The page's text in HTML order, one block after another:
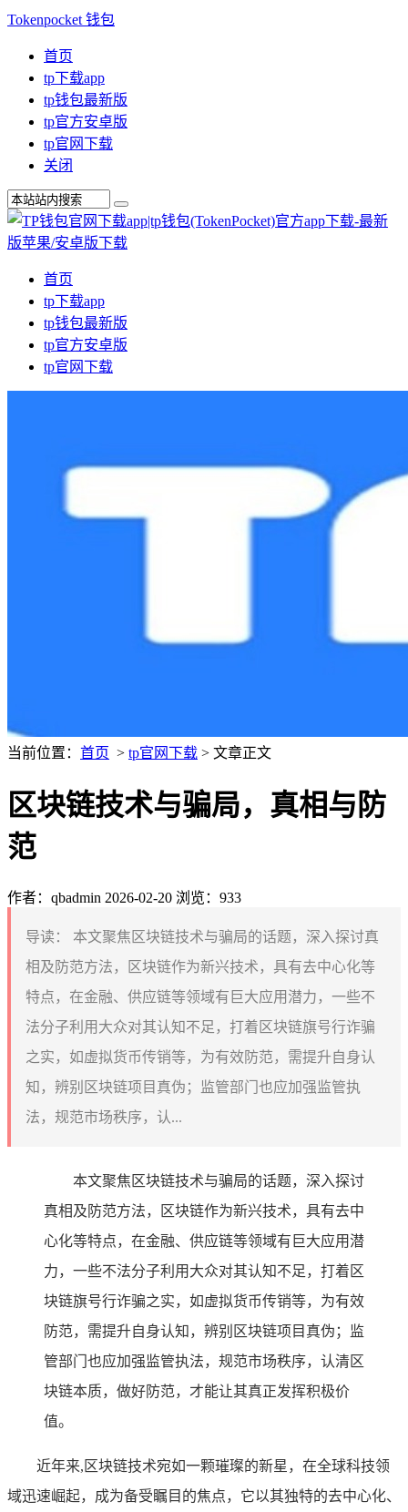
Tokenpocket 钱包
首页
tp下载app
tp钱包最新版
tp官方安卓版
tp官网下载
关闭
首页
tp下载app
tp钱包最新版
tp官方安卓版
tp官网下载
当前位置： 首页 > tp官网下载 > 文章正文
区块链技术与骗局，真相与防
范
作者：qbadmin 2026-02-20 浏览：933
导读：
本文聚焦区块链技术与骗局的话题，深入探讨真
相及防范方法，区块链作为新兴技术，具有去中心化等
特点，在金融、供应链等领域有巨大应用潜力，一些不
法分子利用大众对其认知不足，打着区块链旗号行诈骗
之实，如虚拟货币传销等，为有效防范，需提升自身认
知，辨别区块链项目真伪；监管部门也应加强监管执
法，规范市场秩序，认...
本文聚焦区块链技术与骗局的话题，深入探讨
真相及防范方法，区块链作为新兴技术，具有去中
心化等特点，在金融、供应链等领域有巨大应用潜
力，一些不法分子利用大众对其认知不足，打着区
块链旗号行诈骗之实，如虚拟货币传销等，为有效
防范，需提升自身认知，辨别区块链项目真伪；监
管部门也应加强监管执法，规范市场秩序，认清区
块链本质，做好防范，才能让其真正发挥积极价
值。
近年来,区块链技术宛如一颗璀璨的新星，在全球科技领
域迅速崛起，成为备受瞩目的焦点，它以其独特的去中心化、